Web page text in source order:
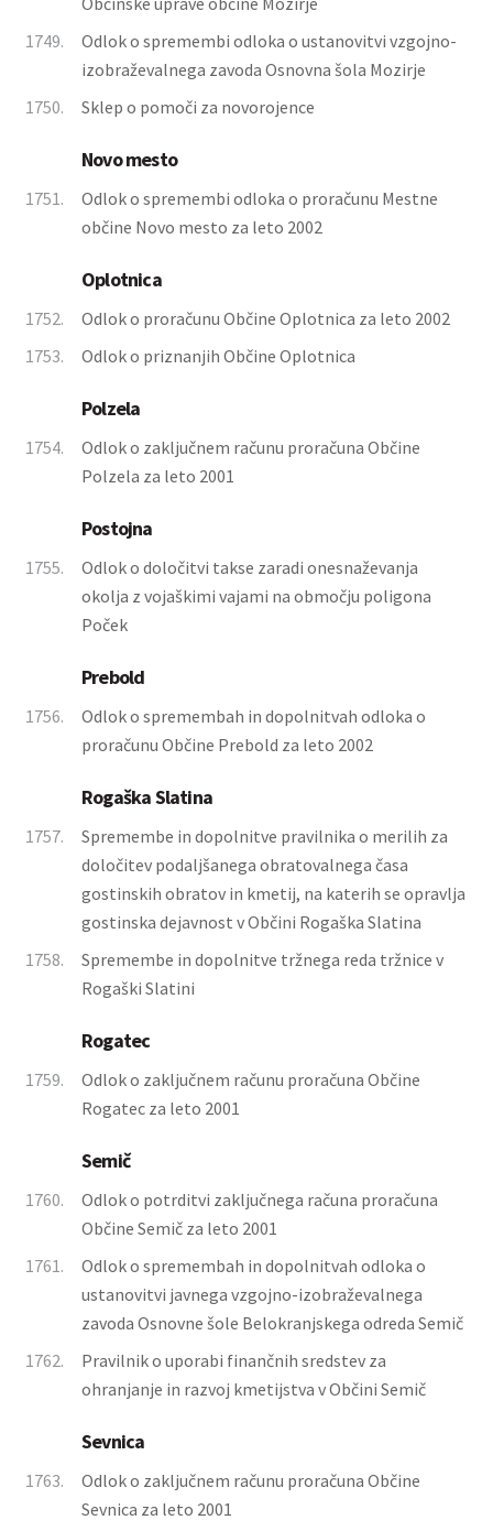
1749.
Odlok o spremembi odloka o ustanovitvi vzgojno-
izobraževalnega zavoda Osnovna šola Mozirje
1750.
Sklep o pomoči za novorojence
Novo mesto
1751.
Odlok o spremembi odloka o proračunu Mestne
občine Novo mesto za leto 2002
Oplotnica
1752.
Odlok o proračunu Občine Oplotnica za leto 2002
1753.
Odlok o priznanjih Občine Oplotnica
Polzela
1754.
Odlok o zaključnem računu proračuna Občine
Polzela za leto 2001
Postojna
1755.
Odlok o določitvi takse zaradi onesnaževanja
okolja z vojaškimi vajami na območju poligona
Poček
Prebold
1756.
Odlok o spremembah in dopolnitvah odloka o
proračunu Občine Prebold za leto 2002
Rogaška Slatina
1757.
Spremembe in dopolnitve pravilnika o merilih za
določitev podaljšanega obratovalnega časa
gostinskih obratov in kmetij, na katerih se opravlja
gostinska dejavnost v Občini Rogaška Slatina
1758.
Spremembe in dopolnitve tržnega reda tržnice v
Rogaški Slatini
Rogatec
1759.
Odlok o zaključnem računu proračuna Občine
Rogatec za leto 2001
Semič
1760.
Odlok o potrditvi zaključnega računa proračuna
Občine Semič za leto 2001
1761.
Odlok o spremembah in dopolnitvah odloka o
ustanovitvi javnega vzgojno-izobraževalnega
zavoda Osnovne šole Belokranjskega odreda Semič
1762.
Pravilnik o uporabi finančnih sredstev za
ohranjanje in razvoj kmetijstva v Občini Semič
Sevnica
1763.
Odlok o zaključnem računu proračuna Občine
Sevnica za leto 2001